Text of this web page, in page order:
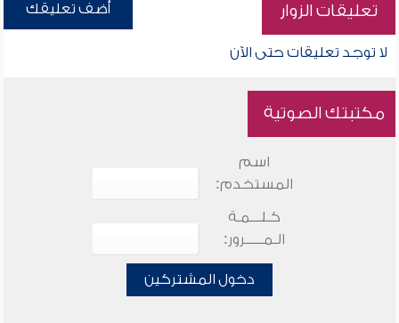
تعليقات الزوار أضف تعليقك
لا توجد تعليقات حتى الآن
مكتبتك الصوتية
اسم
المستخدم:
كـلـــمـة
الـمـــــرور:
دخول المشتركين